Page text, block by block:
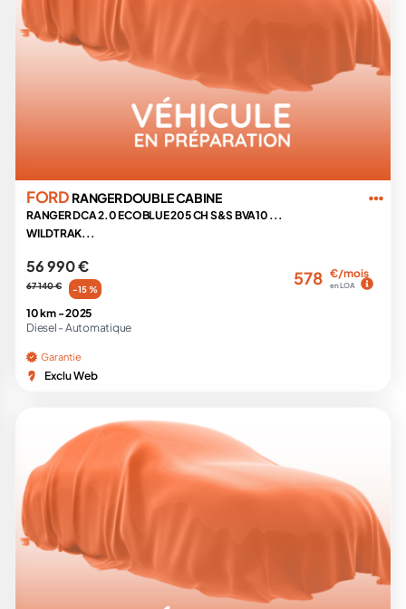
FORD RANGER DOUBLE CABINE
RANGER DCA 2.0 ECOBLUE 205 CH S&S BVA10 ...
WILDTRAK...
56 990 €
67 140 € -15 %
578 €/mois
en LOA
10 km -2025
Diesel - Automatique
Garantie
Exclu Web